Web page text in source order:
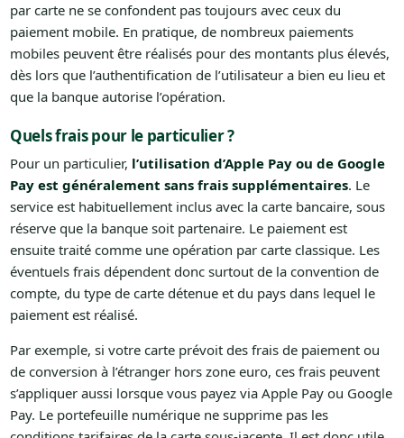
par carte ne se confondent pas toujours avec ceux du
paiement mobile. En pratique, de nombreux paiements
mobiles peuvent être réalisés pour des montants plus élevés,
dès lors que l’authentification de l’utilisateur a bien eu lieu et
que la banque autorise l’opération.
Quels frais pour le particulier ?
Pour un particulier, l’utilisation d’Apple Pay ou de Google
Pay est généralement sans frais supplémentaires. Le
service est habituellement inclus avec la carte bancaire, sous
réserve que la banque soit partenaire. Le paiement est
ensuite traité comme une opération par carte classique. Les
éventuels frais dépendent donc surtout de la convention de
compte, du type de carte détenue et du pays dans lequel le
paiement est réalisé.
Par exemple, si votre carte prévoit des frais de paiement ou
de conversion à l’étranger hors zone euro, ces frais peuvent
s’appliquer aussi lorsque vous payez via Apple Pay ou Google
Pay. Le portefeuille numérique ne supprime pas les